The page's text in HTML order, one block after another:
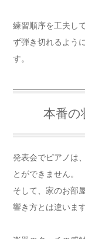
練習順序を工夫し
ず弾き切れるよう
す。
本番の
発表会でピアノは
とができません。
そして、家のお部
響き方とは違います